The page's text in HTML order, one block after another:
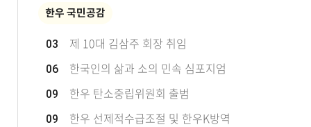
한우 국민공감
03 제 10대 김삼주 회장 취임
06 한국인의 삶과 소의 민속 심포지엄
09 한우 탄소중립위원회 출범
09
한우 선제적수급조절 및 한우K방역